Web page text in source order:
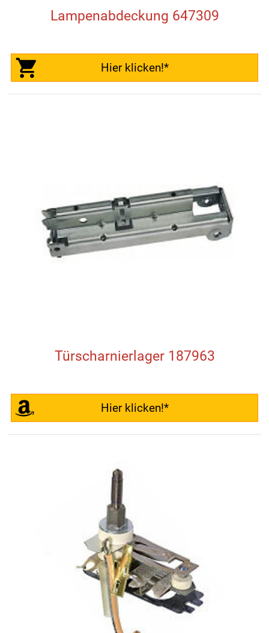
Lampenabdeckung 647309
Hier klicken!*
Türscharnierlager 187963
Hier klicken!*